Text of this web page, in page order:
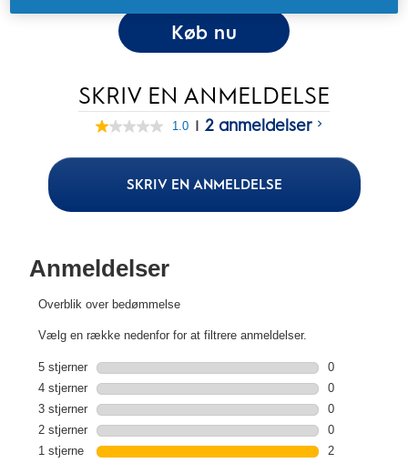
Køb nu
SKRIV EN ANMELDELSE
1.0
of
stars,
2
Reviews.
sidelink.
1.0 | 2 anmeldelser
SKRIV EN ANMELDELSE